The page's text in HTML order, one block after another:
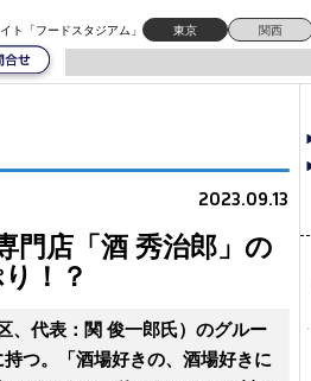
ト「フードスタジアム」 東京 関西
2023.09.13
門店「酒 秀治郎」の
！？
、代表：関 俊一郎氏）のグルー
つ。「酒場好きの、酒場好きに